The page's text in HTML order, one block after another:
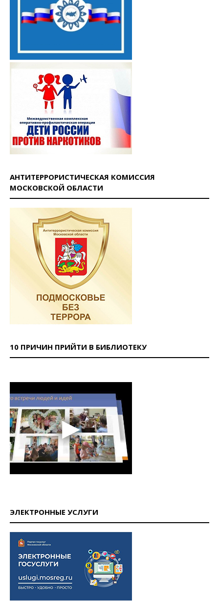
АНТИТЕРРОРИСТИЧЕСКАЯ КОМИССИЯ
МОСКОВСКОЙ ОБЛАСТИ
10 ПРИЧИН ПРИЙТИ В БИБЛИОТЕКУ
ЭЛЕКТРОННЫЕ УСЛУГИ